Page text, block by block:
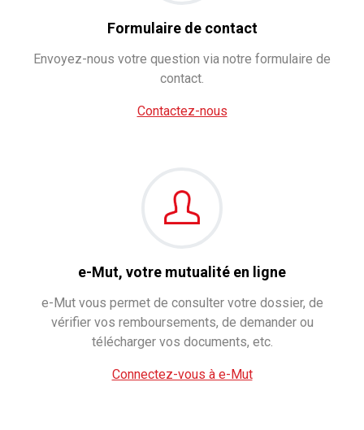
Formulaire de contact
Envoyez-nous votre question via notre formulaire de
contact.
Contactez-nous
e-Mut, votre mutualité en ligne
e-Mut vous permet de consulter votre dossier, de
vérifier vos remboursements, de demander ou
télécharger vos documents, etc.
Connectez-vous à e-Mut